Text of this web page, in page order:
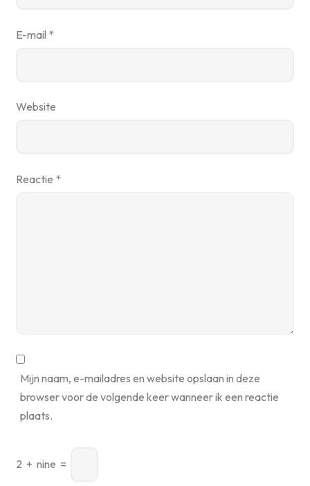
E-mail *
Website
Reactie *
Mijn naam, e-mailadres en website opslaan in deze
browser voor de volgende keer wanneer ik een reactie
plaats.
2 + nine =